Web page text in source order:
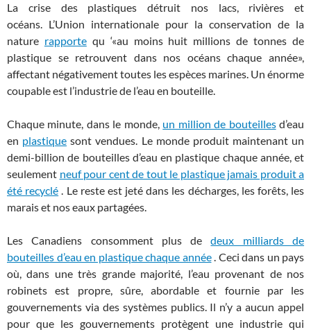
La crise des plastiques détruit nos lacs, rivières et
océans. L’Union internationale pour la conservation de la
nature rapportequ ‘«au moins huit millions de tonnes de
plastique se retrouvent dans nos océans chaque année»,
affectant négativement toutes les espèces marines. Un énorme
coupable est l’industrie de l’eau en bouteille.
Chaque minute, dans le monde, un million de bouteillesd’eau
en plastique sont vendues. Le monde produit maintenant un
demi-billion de bouteilles d’eau en plastique chaque année, et
seulement neuf pour cent de tout le plastique jamais produit a
été recyclé . Le reste est jeté dans les décharges, les forêts, les
marais et nos eaux partagées.
Les Canadiens consomment plus dedeux milliards de
bouteilles d’eau en plastique chaque année. Ceci dans un pays
où, dans une très grande majorité, l’eau provenant de nos
robinets est propre, sûre, abordable et fournie par les
gouvernements via des systèmes publics. Il n’y a aucun appel
pour que les gouvernements protègent une industrie qui